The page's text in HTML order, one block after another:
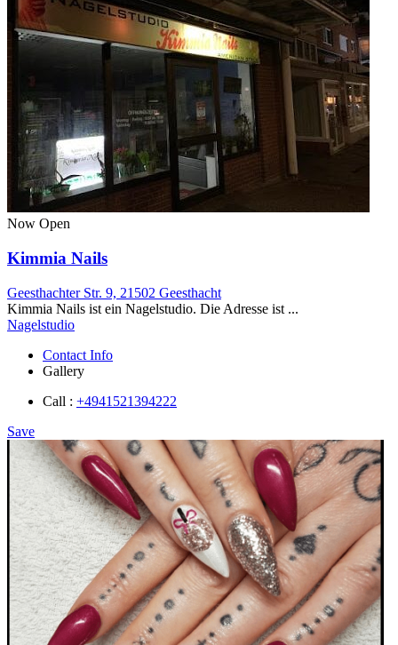
Now Open
Kimmia Nails
Geesthachter Str. 9, 21502 Geesthacht
Kimmia Nails ist ein Nagelstudio. Die Adresse ist ...
Nagelstudio
Contact Info
Gallery
Call : +4941521394222
Save